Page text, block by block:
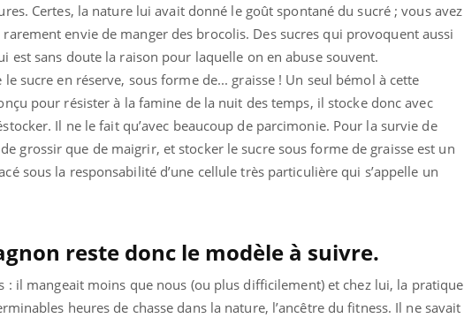
Certes, la nature lui avait donné le goût spontané du sucré ; vous avez
envie de manger des brocolis. Des sucres qui provoquent aussi
est sans doute la raison pour laquelle on en abuse souvent.
sucre en réserve, sous forme de... graisse ! Un seul bémol à cette
pour résister à la famine de la nuit des temps, il stocke donc avec
Il ne le fait qu’avec beaucoup de parcimonie. Pour la survie de
grossir que de maigrir, et stocker le sucre sous forme de graisse est un
sous la responsabilité d’une cellule très particulière qui s’appelle un
reste donc le modèle à suivre.
: il mangeait moins que nous (ou plus difficilement) et chez lui, la pratique
heures de chasse dans la nature, l’ancêtre du fitness. Il ne savait